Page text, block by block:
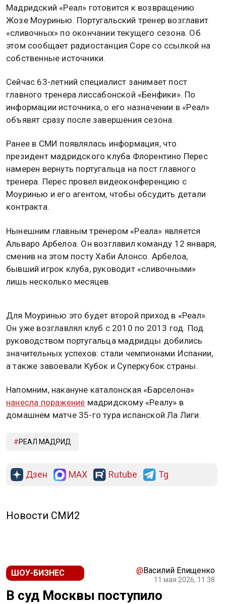
Мадридский «Реал» готовится к возвращению
Жозе Моуринью. Португальский тренер возглавит
«сливочных» по окончании текущего сезона. Об
этом сообщает радиостанция Cope со ссылкой на
собственные источники.
Сейчас 63-летний специалист занимает пост
главного тренера лиссабонской «Бенфики». По
информации источника, о его назначении в «Реал»
объявят сразу после завершения сезона.
Ранее в СМИ появлялась информация, что
президент мадридского клуба Флорентино Перес
намерен вернуть португальца на пост главного
тренера. Перес провел видеоконференцию с
Моуринью и его агентом, чтобы обсудить детали
контракта.
Нынешним главным тренером «Реала» является
Альваро Арбелоа. Он возглавил команду 12 января,
сменив на этом посту Хаби Алонсо. Арбелоа,
бывший игрок клуба, руководит «сливочными»
лишь несколько месяцев.
Для Моуринью это будет второй приход в «Реал».
Он уже возглавлял клуб с 2010 по 2013 год. Под
руководством португальца мадридцы добились
значительных успехов: стали чемпионами Испании,
а также завоевали Кубок и Суперкубок страны.
Напомним, накануне каталонская «Барселона»
нанесла поражение мадридскому «Реалу» в
домашнем матче 35-го тура испанской Ла Лиги.
РЕАЛ МАДРИД
Дзен MAX Rutube Tg
Новости СМИ2
ШОУ-БИЗНЕС @Василий Епищенко
11 мая 2026, 11:38
В суд Москвы поступило